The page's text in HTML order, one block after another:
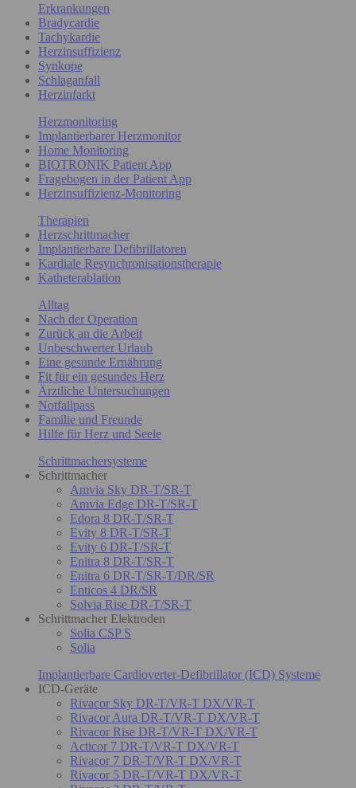
Erkrankungen
Bradycardie
Tachykardie
Herzinsuffizienz
Synkope
Schlaganfall
Herzinfarkt
Herzmonitoring
Implantierbarer Herzmonitor
Home Monitoring
BIOTRONIK Patient App
Fragebogen in der Patient App
Herzinsuffizienz-Monitoring
Therapien
Herzschrittmacher
Implantierbare Defibrillatoren
Kardiale Resynchronisationstherapie
Katheterablation
Alltag
Nach der Operation
Zurück an die Arbeit
Unbeschwerter Urlaub
Eine gesunde Ernährung
Fit für ein gesundes Herz
Ärztliche Untersuchungen
Notfallpass
Familie und Freunde
Hilfe für Herz und Seele
Schrittmachersysteme
Schrittmacher
Amvia Sky DR-T/SR-T
Amvia Edge DR-T/SR-T
Edora 8 DR-T/SR-T
Evity 8 DR-T/SR-T
Evity 6 DR-T/SR-T
Enitra 8 DR-T/SR-T
Enitra 6 DR-T/SR-T/DR/SR
Enticos 4 DR/SR
Solvia Rise DR-T/SR-T
Schrittmacher Elektroden
Solia CSP S
Solia
Implantierbare Cardioverter-Defibrillator (ICD) Systeme
ICD-Geräte
Rivacor Sky DR-T/VR-T DX/VR-T
Rivacor Aura DR-T/VR-T DX/VR-T
Rivacor Rise DR-T/VR-T DX/VR-T
Acticor 7 DR-T/VR-T DX/VR-T
Rivacor 7 DR-T/VR-T DX/VR-T
Rivacor 5 DR-T/VR-T DX/VR-T